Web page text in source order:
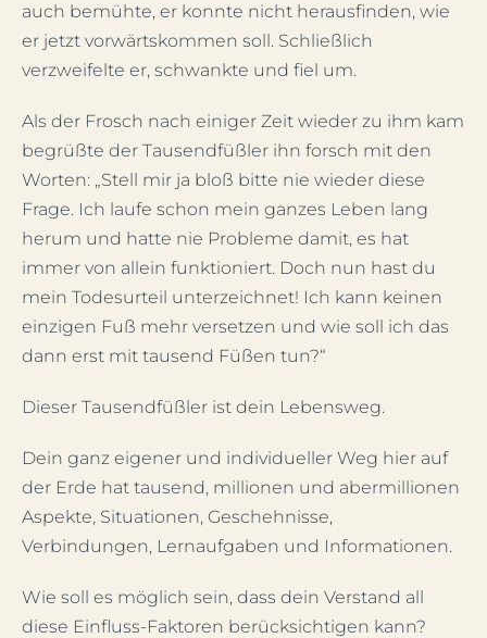
auch bemühte, er konnte nicht herausfinden, wie
er jetzt vorwärtskommen soll. Schließlich
verzweifelte er, schwankte und fiel um.
Als der Frosch nach einiger Zeit wieder zu ihm kam
begrüßte der Tausendfüßler ihn forsch mit den
Worten: „Stell mir ja bloß bitte nie wieder diese
Frage. Ich laufe schon mein ganzes Leben lang
herum und hatte nie Probleme damit, es hat
immer von allein funktioniert. Doch nun hast du
mein Todesurteil unterzeichnet! Ich kann keinen
einzigen Fuß mehr versetzen und wie soll ich das
dann erst mit tausend Füßen tun?“
Dieser Tausendfüßler ist dein Lebensweg.
Dein ganz eigener und individueller Weg hier auf
der Erde hat tausend, millionen und abermillionen
Aspekte, Situationen, Geschehnisse,
Verbindungen, Lernaufgaben und Informationen.
Wie soll es möglich sein, dass dein Verstand all
diese Einfluss-Faktoren berücksichtigen kann?